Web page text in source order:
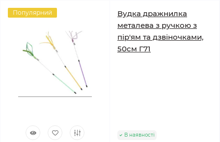
Популярний
Вудка дражнилка
металева з ручкою з
пір'ям та дзвіночками,
50см Г71
В наявності